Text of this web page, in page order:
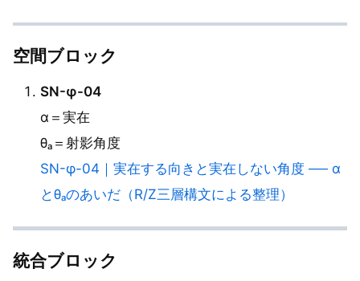
空間ブロック
SN-φ-04
α＝実在
θₐ＝射影角度
SN-φ-04｜実在する向きと実在しない角度 ── α
とθₐのあいだ（R/Z三層構文による整理）
統合ブロック